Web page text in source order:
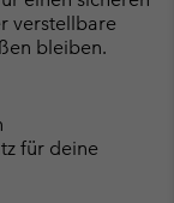
verstellbare
bleiben.
für deine